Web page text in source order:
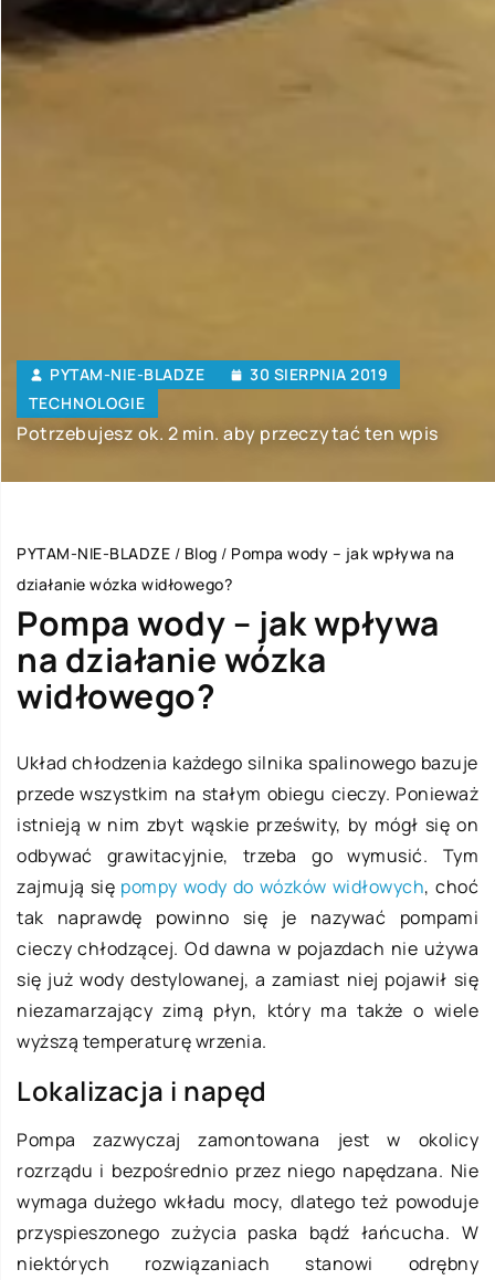
PYTAM-NIE-BLADZE
30 SIERPNIA 2019
TECHNOLOGIE
Potrzebujesz ok. 2 min. aby przeczytać ten wpis
PYTAM-NIE-BLADZE / Blog / Pompa wody – jak wpływa na
działanie wózka widłowego?
Pompa wody – jak wpływa
na działanie wózka
widłowego?
Układ chłodzenia każdego silnika spalinowego bazuje
przede wszystkim na stałym obiegu cieczy. Ponieważ
istnieją w nim zbyt wąskie prześwity, by mógł się on
odbywać grawitacyjnie, trzeba go wymusić. Tym
zajmują się pompy wody do wózków widłowych, choć
tak naprawdę powinno się je nazywać pompami
cieczy chłodzącej. Od dawna w pojazdach nie używa
się już wody destylowanej, a zamiast niej pojawił się
niezamarzający zimą płyn, który ma także o wiele
wyższą temperaturę wrzenia.
Lokalizacja i napęd
Pompa zazwyczaj zamontowana jest w okolicy
rozrządu i bezpośrednio przez niego napędzana. Nie
wymaga dużego wkładu mocy, dlatego też powoduje
przyspieszonego zużycia paska bądź łańcucha. W
niektórych rozwiązaniach stanowi odrębny